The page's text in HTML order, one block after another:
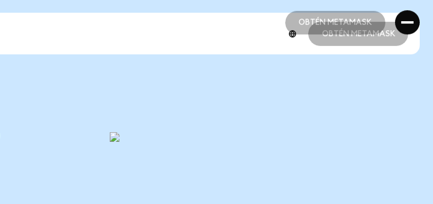
OBTÉN METAMASK
OBTÉN METAMASK
OBTÉN METAMASK